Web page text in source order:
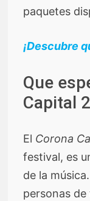
paquetes
¡Descubre
Que
Capital
El Corona
festival, es
de la
personas